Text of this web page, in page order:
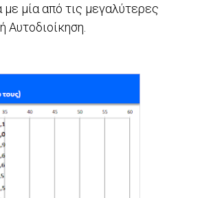
μία από τις μεγαλύτερες
Αυτοδιοίκηση.